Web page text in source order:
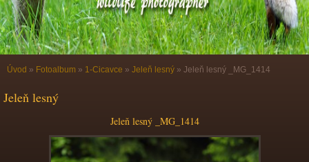
Úvod » Fotoalbum » 1-Cicavce » Jeleň lesný » Jeleň lesný _MG_1414
Jeleň lesný
Jeleň lesný _MG_1414